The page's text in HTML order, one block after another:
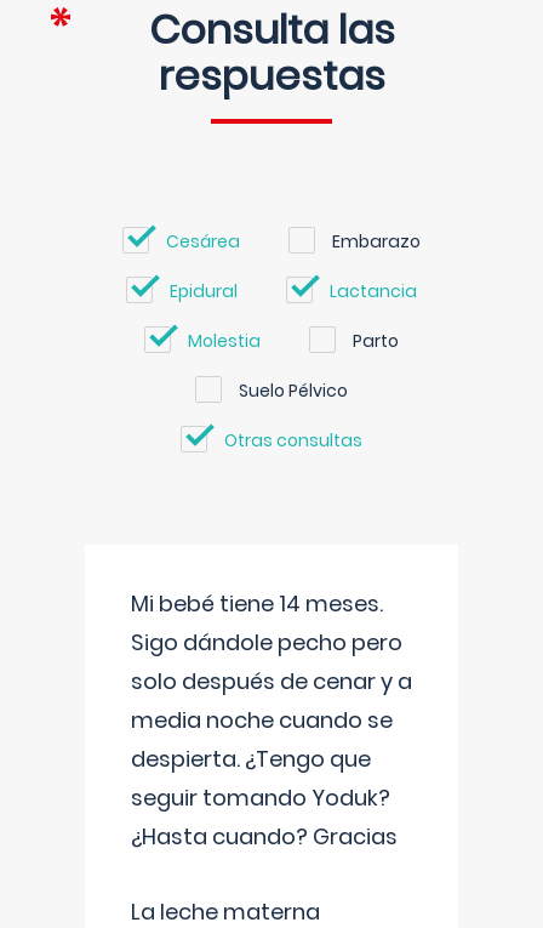
Consulta las
respuestas
Cesárea Embarazo
Epidural Lactancia
Molestia Parto
Suelo Pélvico
Otras consultas
Mi bebé tiene 14 meses.
Sigo dándole pecho pero
solo después de cenar y a
media noche cuando se
despierta. ¿Tengo que
seguir tomando Yoduk?
¿Hasta cuando? Gracias
La leche materna